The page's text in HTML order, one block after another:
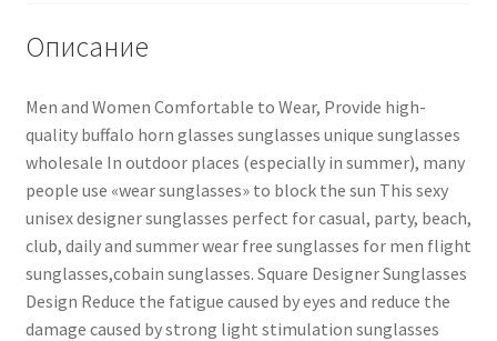
Описание
Men and Women Comfortable to Wear, Provide high-
quality buffalo horn glasses sunglasses unique sunglasses
wholesale In outdoor places (especially in summer), many
people use «wear sunglasses» to block the sun This sexy
unisex designer sunglasses perfect for casual, party, beach,
club, daily and summer wear free sunglasses for men flight
sunglasses,cobain sunglasses. Square Designer Sunglasses
Design Reduce the fatigue caused by eyes and reduce the
damage caused by strong light stimulation sunglasses